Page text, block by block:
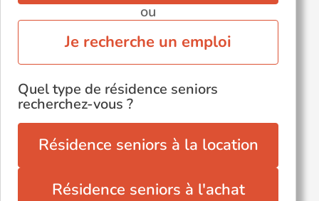
ou
Je recherche un emploi
Quel type de résidence seniors
recherchez-vous ?
Résidence seniors à la location
Résidence seniors à l'achat